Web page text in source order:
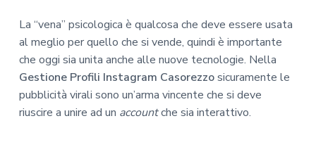
La “vena” psicologica è qualcosa che deve essere usata
al meglio per quello che si vende, quindi è importante
che oggi sia unita anche alle nuove tecnologie. Nella
Gestione Profili Instagram Casorezzosicuramente le
pubblicità virali sono un’arma vincente che si deve
riuscire a unire ad un accountche sia interattivo.